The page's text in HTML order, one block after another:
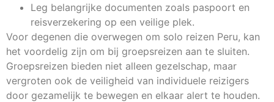
Leg belangrijke documenten zoals paspoort en
reisverzekering op een veilige plek.
Voor degenen die overwegen om solo reizen Peru, kan
het voordelig zijn om bij groepsreizen aan te sluiten.
Groepsreizen bieden niet alleen gezelschap, maar
vergroten ook de veiligheid van individuele reizigers
door gezamelijk te bewegen en elkaar alert te houden.